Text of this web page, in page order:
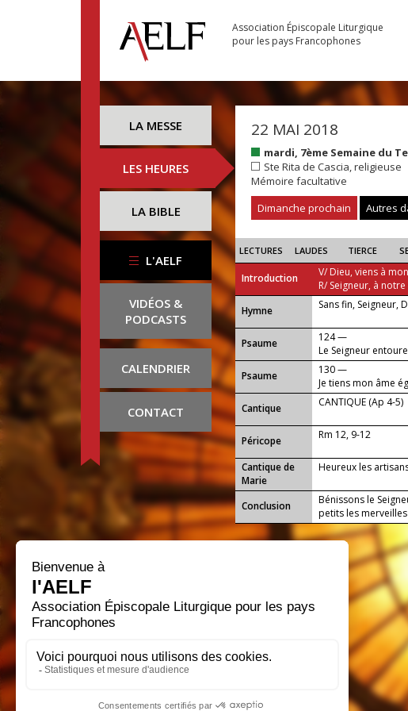
Association Épiscopale Liturgique
pour les pays Francophones
LA MESSE
LES HEURES
LA BIBLE
L'AELF
VIDÉOS &
PODCASTS
CALENDRIER
CONTACT
22 MAI 2018
mardi, 7ème Semaine du
Ste Rita de Cascia, religieuse
Mémoire facultative
Dimanche prochain
Autres
LECTURES LAUDES TIERCE
Introduction
V/ Dieu, viens à
R/ Seigneur, à
...
Hymne Sans fin, Seigneur,
Psaume
124 —
Le Seigneur
Psaume
130 —
Je tiens mon âme
Cantique
CANTIQUE (Ap 4-5)
Péricope Rm 12, 9-12
Cantique de
Marie
Heureux les
Conclusion
Bénissons le
petits les